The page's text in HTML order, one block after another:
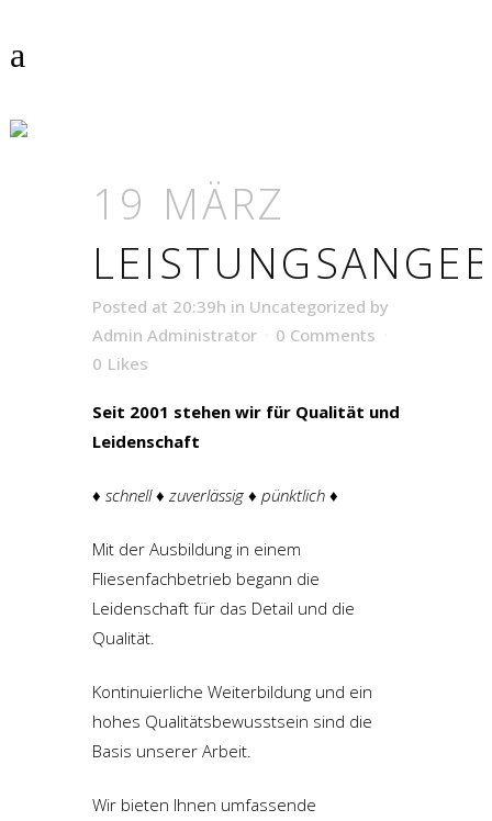
19 MÄRZ
Posted at 20:39h in Uncategorized by
Admin Administrator
0 Comments
0 Likes
Seit 2001 stehen wir für Qualität und
Leidenschaft
♦ schnell ♦ zuverlässig ♦ pünktlich ♦
Mit der Ausbildung in einem
Fliesenfachbetrieb begann die
Leidenschaft für das Detail und die
Qualität.
Kontinuierliche Weiterbildung und ein
hohes Qualitätsbewusstsein sind die
Basis unserer Arbeit.
Wir bieten Ihnen umfassende